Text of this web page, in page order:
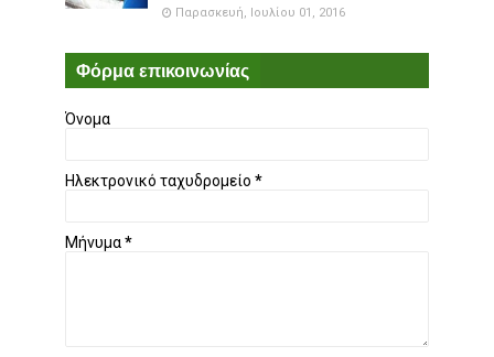
Παρασκευή, Ιουλίου 01, 2016
Φόρμα επικοινωνίας
Όνομα
Ηλεκτρονικό ταχυδρομείο *
Μήνυμα*